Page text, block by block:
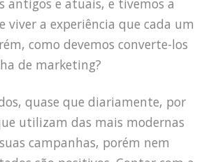
antigos e atuais, e tivemos a
viver a experiência que cada um
como devemos converte-los
de marketing?
quase que diariamente, por
utilizam das mais modernas
campanhas, porém nem